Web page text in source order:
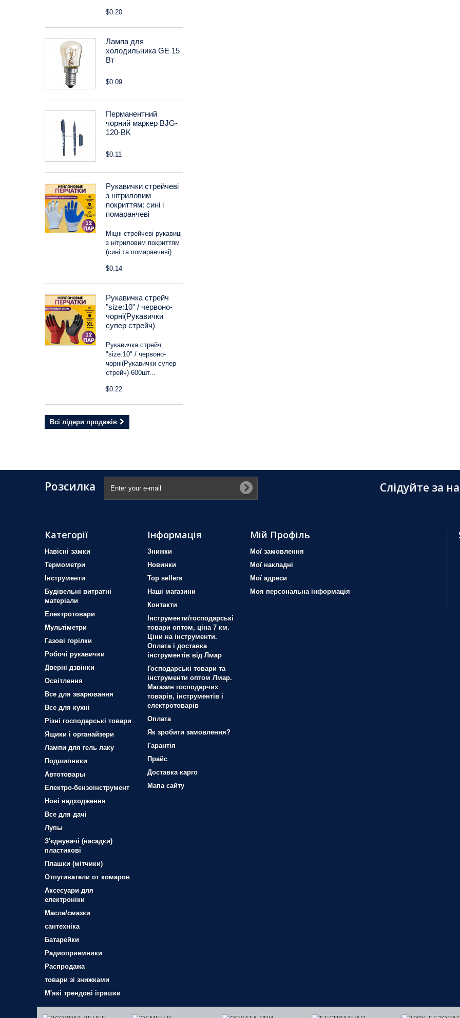
$0.20
Лампа для
холодильника GE 15
Вт
$0.09
Перманентний
чорний маркер BJG-
120-BK
$0.11
Рукавички стрейчеві
з нітриловим
покриттям: сині і
помаранчеві
Міцні стрейчеві рукавиці
з нітриловим покриттям
(сині та помаранчеві)....
$0.14
Рукавичка стрейч
"size:10" / червоно-
чорні(Рукавички
супер стрейч)
Рукавичка стрейч
"size:10" / червоно-
чорні(Рукавички супер
стрейч) 600шт...
$0.22
Всі лідери продажів
Розсилка Слідуйте за
Категорії
Навісні замки
Термометри
Iнструменти
Будівельні витратні
матеріали
Електротовари
Мультіметри
Газові горілки
Робочі рукавички
Дверні дзвінки
Освітлення
Все для зварювання
Все для кухні
Різні господарські товари
Ящики і органайзери
Лампи для гель лаку
Подшипники
Автотовары
Електро-бензоінструмент
Нові надходження
Все для дачі
Лупы
З'єднувачі (насадки)
пластикові
Плашки (мітчики)
Отпугиватели от комаров
Аксесуари для
електроніки
Масла/смазки
сантехніка
Батарейки
Радиоприемники
Распродажа
товари зі знижками
М'які трендові іграшки
Інформація
Знижки
Новинки
Top sellers
Наші магазини
Контакти
Інструменти/господарські
товари оптом, ціна 7 км.
Ціни на інструменти.
Оплата і доставка
інструментів від Лмар
Господарські товари та
інструменти оптом Лмар.
Магазин господарчих
товарів, інструментів і
електротоварів
Оплата
Як зробити замовлення?
Гарантія
Прайс
Доставка карго
Мапа сайту
Мій Профіль
Мої замовлення
Мої накладні
Мої адреси
Моя персональна інформація